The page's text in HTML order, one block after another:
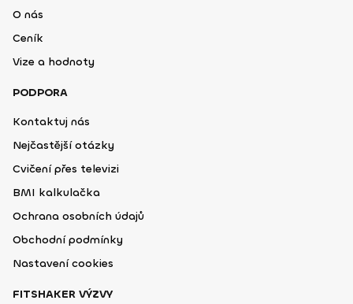
O nás
Ceník
Vize a hodnoty
PODPORA
Kontaktuj nás
Nejčastější otázky
Cvičení přes televizi
BMI kalkulačka
Ochrana osobních údajů
Obchodní podmínky
Nastavení cookies
FITSHAKER VÝZVY